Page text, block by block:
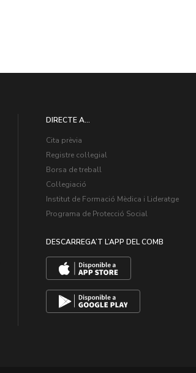
DIRECTE A...
Cita prèvia
Registre col·legial
Borsa de treball
Col·legiació
Institut de Formació Mèdica i Lideratge
Programa de Protecció Social
DESCARREGA’T L’APP DEL COMB